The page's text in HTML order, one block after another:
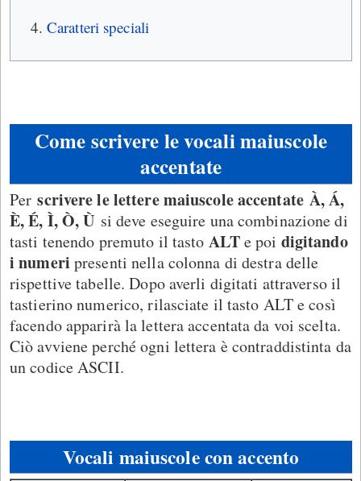
Caratteri speciali
Come scrivere le vocali maiuscole
accentate
Per scrivere le lettere maiuscole accentate À, Á,
È, É, Ì, Ò, Ù si deve eseguire una combinazione di
tasti tenendo premuto il tasto ALTe poi digitando
i numeri presenti nella colonna di destra delle
rispettive tabelle. Dopo averli digitati attraverso il
tastierino numerico, rilasciate il tasto ALT e così
facendo apparirà la lettera accentata da voi scelta.
Ciò avviene perché ogni lettera è contraddistinta da
un codice ASCII.
Vocali maiuscole con accento